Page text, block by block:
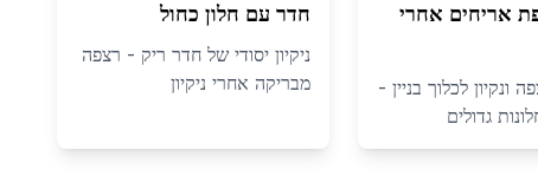
אריחים אחרי
ונקיון לכלוך בניין -
גדולים
חדר עם חלון כחול
ניקיון יסודי של חדר ריק - רצפה
מבריקה אחרי ניקיון